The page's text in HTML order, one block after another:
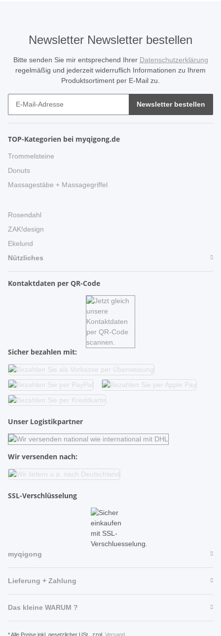
Newsletter Newsletter bestellen
Bitte senden Sie mir entsprechend Ihrer Datenschutzerklärung
regelmäßig und jederzeit widerruflich Informationen zu Ihrem
Produktsortiment per E-Mail zu.
Newsletter bestellen
TOP-Kategorien bei myqigong.de
Trommelsteine
Donuts
Massagestäbe + Massagegriffel
Rosendahl
ZAK!design
Ekelund
Nützliches
Kontaktdaten per QR-Code
Sicher bezahlen mit:
Unser Logistikpartner
Wir versenden nach:
SSL-Verschlüsselung
myqigong
Lieferung + Zahlung
Das kleine WARUM ?
* Alle Preise inkl. gesetzlicher USt., zzgl. Versand